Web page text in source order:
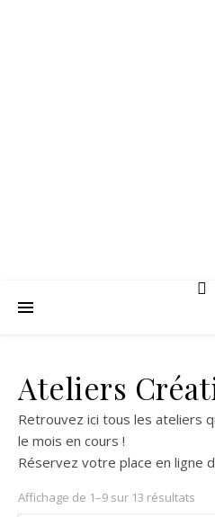
Ateliers
Retrouvez ici tous les ateliers
le mois en cours !
Réservez votre place en ligne
Affichage de 1–9 sur 13 résultats